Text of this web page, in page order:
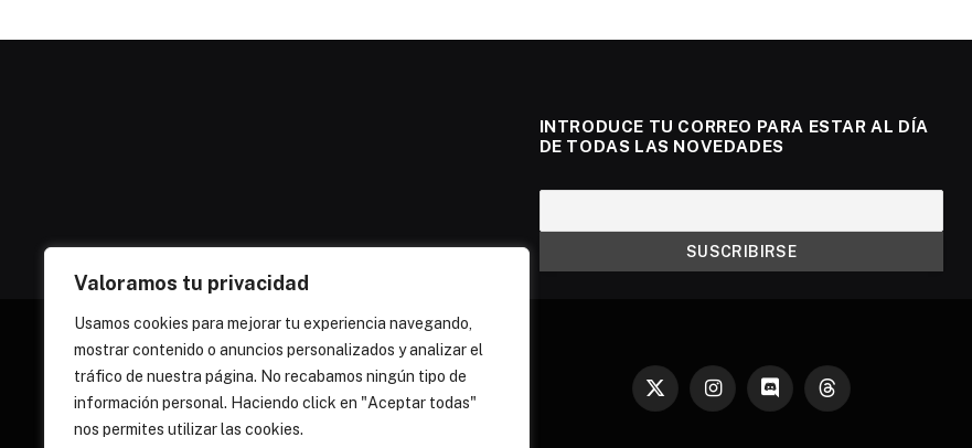
Valoramos tu privacidad
Usamos cookies para mejorar tu experiencia navegando,
mostrar contenido o anuncios personalizados y analizar el
tráfico de nuestra página. No recabamos ningún tipo de
información personal. Haciendo click en "Aceptar todas"
nos permites utilizar las cookies.
INTRODUCE TU CORREO PARA ESTAR AL DÍA
DE TODAS LAS NOVEDADES
X
InstagramDiscord Threads